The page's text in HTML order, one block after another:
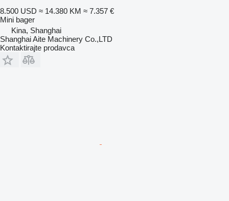
8.500 USD ≈ 14.380 KM ≈ 7.357 €
Mini bager
Kina, Shanghai
Shanghai Aite Machinery Co.,LTD
Kontaktirajte prodavca